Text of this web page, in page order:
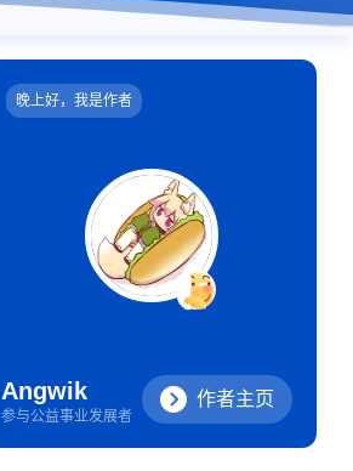
晚上好，我是作者
作者主页
Angwik
参与公益事业发展者